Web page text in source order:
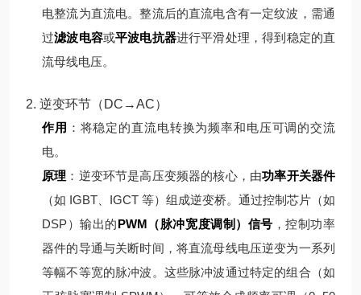
电整流为直流电。整流后的直流电含有一定纹波，需通
过滤波电容或平波电抗器进行平滑处理，得到稳定的直
流母线电压。
2. 逆变环节（DC→AC）
作用 ：将稳定的直流电转换为频率和电压可调的交流
电。
原理 ： 逆变环节是高压变频器的核心，由功率开关器件
（如 IGBT、IGCT 等）组成逆变桥。通过控制芯片（如
DSP）输出的PWM（脉冲宽度调制）信号 ，控制功率
器件的导通与关断时间，将直流母线电压逆变为一系列
等幅不等宽的脉冲波。 这些脉冲波通过特定的组合（如